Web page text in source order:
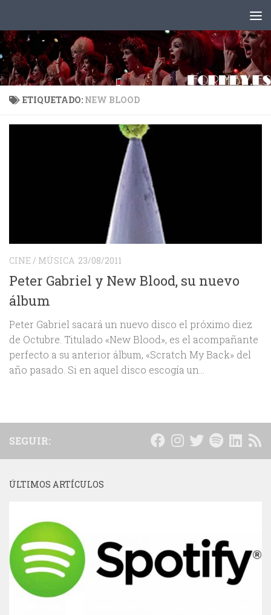
ETIQUETADO: NEW BLOOD
CINE / MÚSICA 23/08/2011
Peter Gabriel y New Blood, su nuevo
álbum
Peter Gabriel sacará un nuevo disco el próximo diez
de Octubre. Titulado «New Blood», es el acompañante
perfecto a su anterior álbum, «Scratch My Back» del
año pasado. Si en aquel disco escogía un...
SEGUIR:
ÚLTIMOS ARTÍCULOS